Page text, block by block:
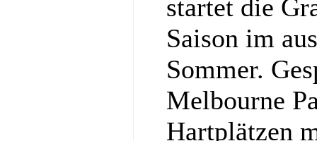
startet die
Saison im
Sommer.
Melbourne
Hartplätzen